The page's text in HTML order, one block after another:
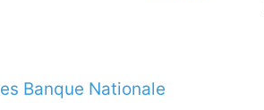
Banque Nationale